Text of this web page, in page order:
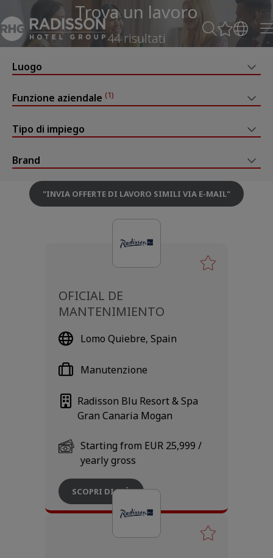
Trova un lavoro
44 risultati
Luogo
Funzione aziendale (1)
Tipo di impiego
Brand
"INVIA OFFERTE DI LAVORO SIMILI VIA E-MAIL"
OFICIAL DE
MANTENIMIENTO
Starting from EUR 25,999 /
yearly gross
Lomo Quiebre, Spain
Radisson Blu Resort & Spa
Gran Canaria Mogan
Manutenzione
SCOPRI DI PIÙ